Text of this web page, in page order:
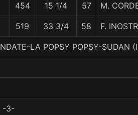
454 15 1/4 57 M.
519 33 3/4 58 F.
LA POPSY POPSY-SUDAN
-3-